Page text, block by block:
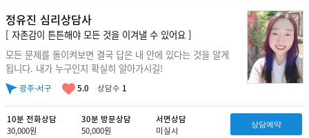
정유진 심리상담사
[ 자존감이 튼튼해야 모든 것을 이겨낼 수 있어요 ]
모든 문제를 돌이켜보면 결국 답은 내 안에 있다는 것을 알게
됩니다. 내가 누구인지 확실히 알아가시길!
광주·서구 5.0 상담수 1
10분 전화상담
30,000원
30분 방문상담
50,000원
서면상담
미실시
상담예약